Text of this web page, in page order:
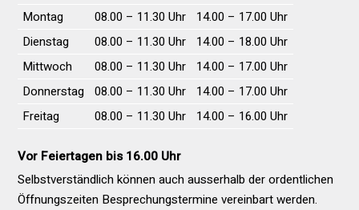
Wochentag
Vormittag Nachmittag
Montag 08.00 – 11.30 Uhr
14.00 – 17.00 Uhr
Dienstag
08.00 – 11.30 Uhr
14.00 – 18.00 Uhr
Mittwoch
08.00 – 11.30 Uhr
14.00 – 17.00 Uhr
Donnerstag
08.00 – 11.30 Uhr
14.00 – 17.00 Uhr
Freitag
08.00 – 11.30 Uhr 14.00 – 16.00 Uhr
Vor Feiertagen bis 16.00 Uhr
Selbstverständlich können auch ausserhalb der ordentlichen
Öffnungs­zeiten Besprechungs­termine vereinbart werden.